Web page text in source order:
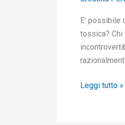
E’ possibile
tossica? Chi
Leggi tutto »